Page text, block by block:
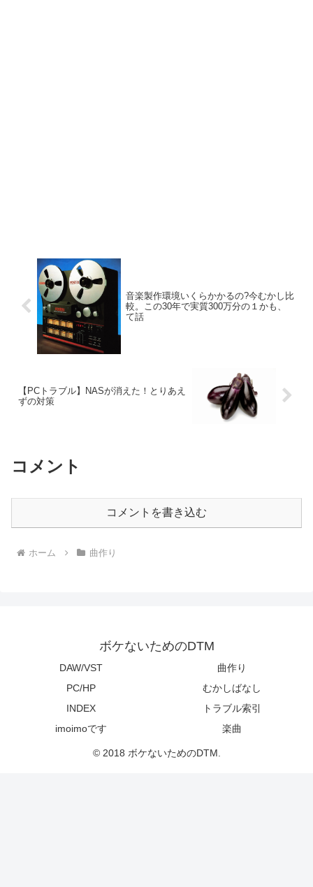
音楽製作環境いくらかかるの?今むかし比
較。この30年で実質300万分の１かも、
て話
【PCトラブル】NASが消えた！とりあえ
ずの対策
コメント
コメントを書き込む
ホーム 曲作り
ボケないためのDTM
DAW/VST
曲作り
PC/HP
むかしばなし
INDEX
トラブル索引
imoimoです
楽曲
© 2018 ボケないためのDTM.